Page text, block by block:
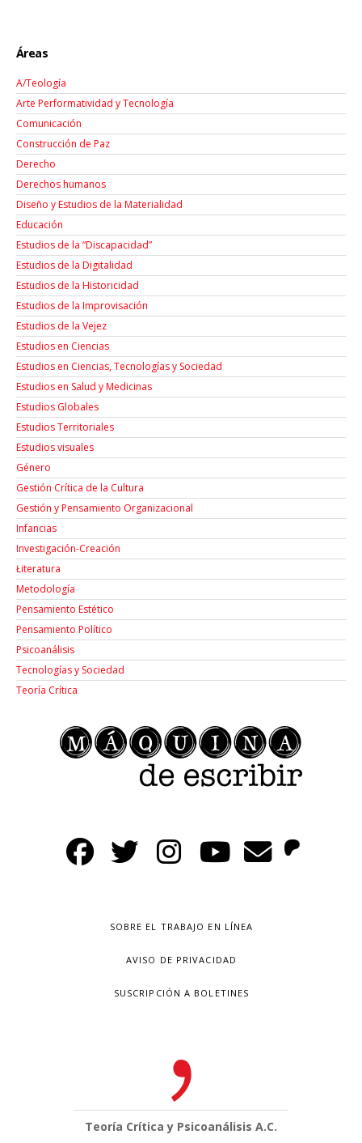
Áreas
A/Teología
Arte Performatividad y Tecnología
Comunicación
Construcción de Paz
Derecho
Derechos humanos
Diseño y Estudios de la Materialidad
Educación
Estudios de la “Discapacidad”
Estudios de la Digitalidad
Estudios de la Historicidad
Estudios de la Improvisación
Estudios de la Vejez
Estudios en Ciencias
Estudios en Ciencias, Tecnologías y Sociedad
Estudios en Salud y Medicinas
Estudios Globales
Estudios Territoriales
Estudios visuales
Género
Gestión Crítica de la Cultura
Gestión y Pensamiento Organizacional
Infancias
Investigación-Creación
Łiteratura
Metodología
Pensamiento Estético
Pensamiento Político
Psicoanálisis
Tecnologías y Sociedad
Teoría Crítica
SOBRE EL TRABAJO EN LÍNEA
AVISO DE PRIVACIDAD
SUSCRIPCIÓN A BOLETINES
Teoría Crítica y Psicoanálisis A.C.